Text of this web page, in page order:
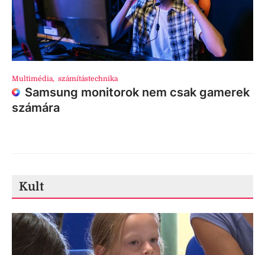
Multimédia, számítástechnika
Samsung monitorok nem csak gamerek
számára
Kult